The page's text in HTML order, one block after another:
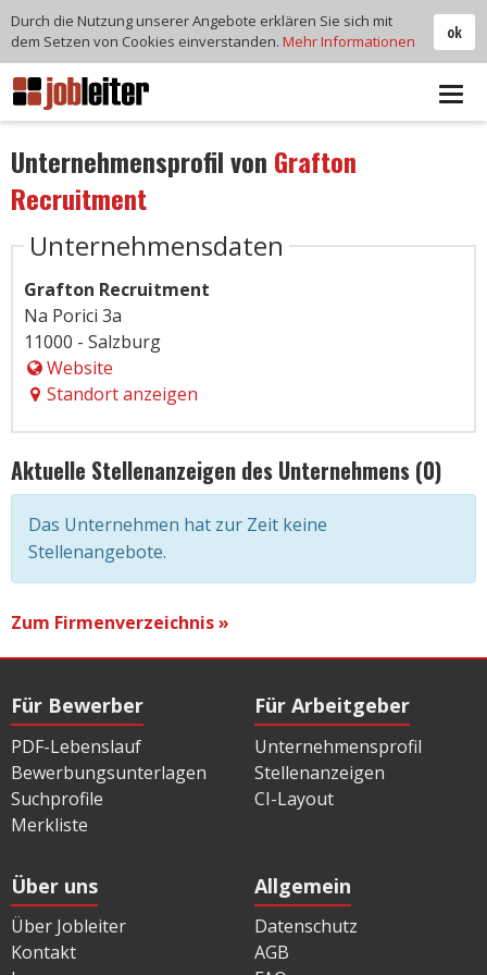
Unternehmensprofil von Grafton
Recruitment
Unternehmensdaten
Grafton Recruitment
Na Porici 3a
11000 - Salzburg
Website
Standort anzeigen
Aktuelle Stellenanzeigen des Unternehmens (0)
Das Unternehmen hat zur Zeit keine
Stellenangebote.
Zum Firmenverzeichnis »
Für Bewerber
PDF-Lebenslauf
Bewerbungsunterlagen
Suchprofile
Merkliste
Für Arbeitgeber
Unternehmensprofil
Stellenanzeigen
CI-Layout
Über uns
Über Jobleiter
Kontakt
Allgemein
Datenschutz
AGB
ok
Durch die Nutzung unserer Angebote erklären Sie sich mit
dem Setzen von Cookies einverstanden. Mehr Informationen